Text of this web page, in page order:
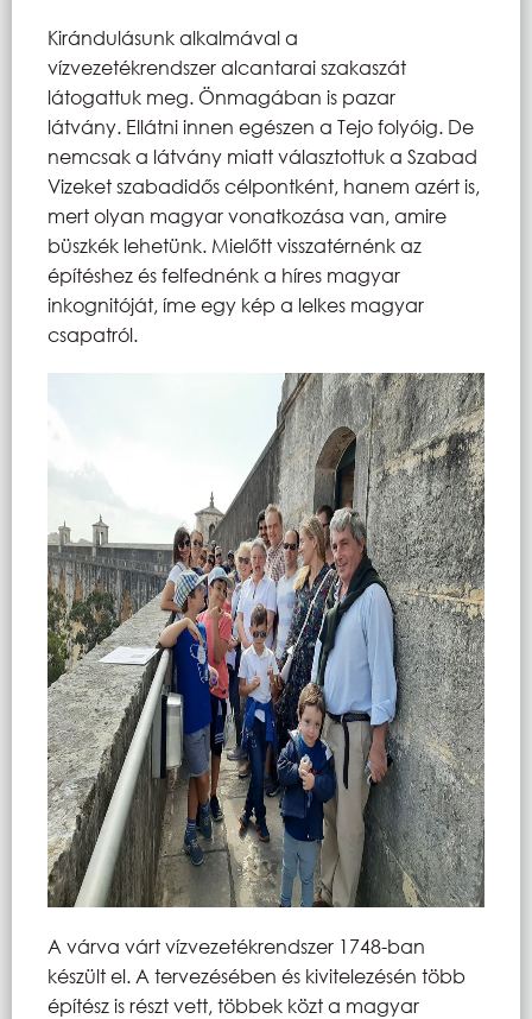
Kirándulásunk alkalmával a
vízvezetékrendszer alcantarai szakaszát
látogattuk meg. Önmagában is pazar
látvány. Ellátni innen egészen a Tejo folyóig. De
nemcsak a látvány miatt választottuk a Szabad
Vizeket szabadidős célpontként, hanem azért is,
mert olyan magyar vonatkozása van, amire
büszkék lehetünk. Mielőtt visszatérnénk az
építéshez és felfednénk a híres magyar
inkognitóját, íme egy kép a lelkes magyar
csapatról.
A várva várt vízvezetékrendszer 1748-ban
készült el. A tervezésében és kivitelezésén több
építész is részt vett, többek közt a magyar